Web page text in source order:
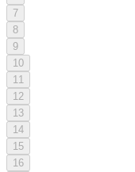
7
8
9
10
11
12
13
14
15
16